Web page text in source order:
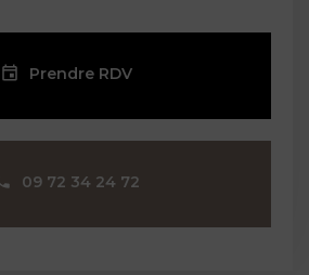
Prendre RDV
09 72 34 24 72